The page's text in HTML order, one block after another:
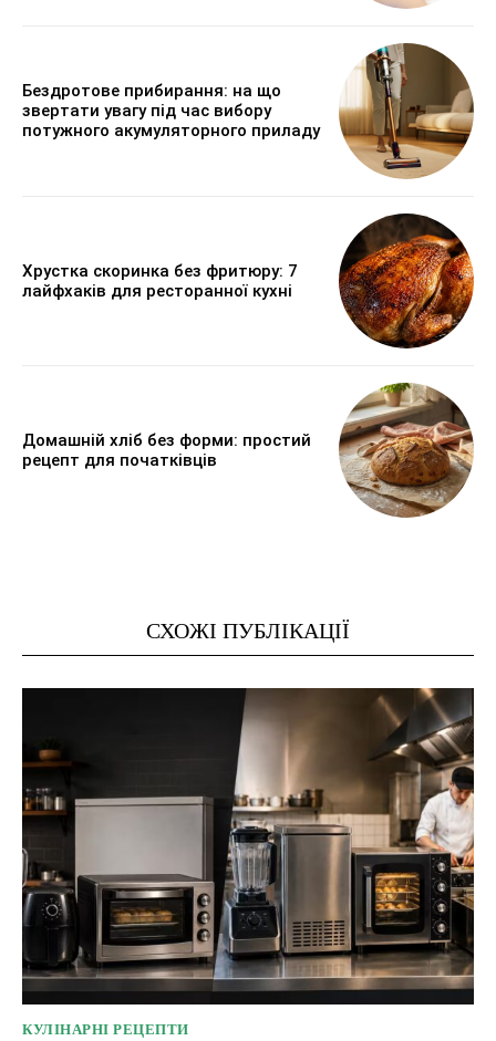
Бездротове прибирання: на що
звертати увагу під час вибору
потужного акумуляторного приладу
Хрустка скоринка без фритюру: 7
лайфхаків для ресторанної кухні
Домашній хліб без форми: простий
рецепт для початківців
СХОЖІ ПУБЛІКАЦІЇ
КУЛІНАРНІ РЕЦЕПТИ